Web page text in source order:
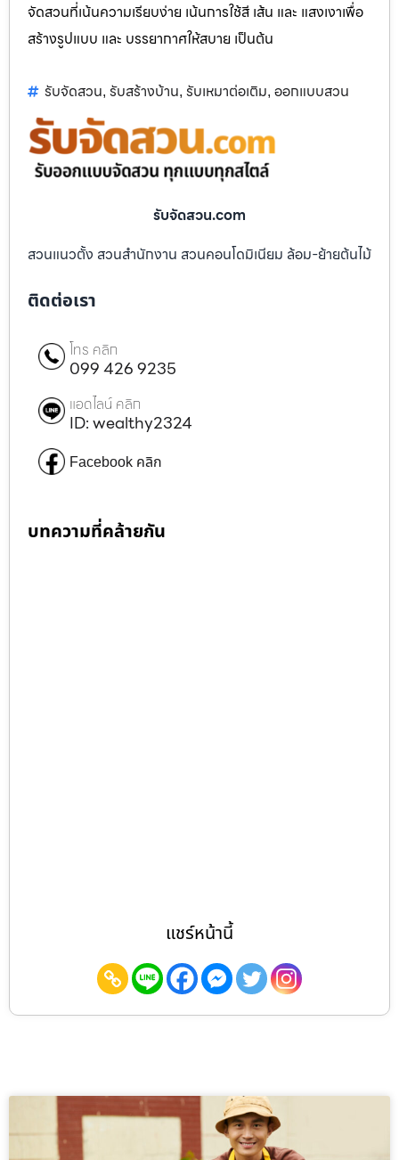
จัดสวนที่เน้นความเรียบง่าย เน้นการใช้สี เส้น และ แสงเงาเพื่อ
สร้างรูปแบบ และ บรรยากาศให้สบาย เป็นต้น
รับจัดสวน, รับสร้างบ้าน, รับเหมาต่อเติม, ออกแบบสวน
รับจัดสวน.com
สวนแนวตั้ง สวนสำนักงาน สวนคอนโดมิเนียม ล้อม-ย้ายต้นไม้
ติดต่อเรา
โทร คลิก
099 426 9235
แอดไลน์ คลิก
ID: wealthy2324
Facebook คลิก
บทความที่คล้ายกัน
แชร์หน้านี้